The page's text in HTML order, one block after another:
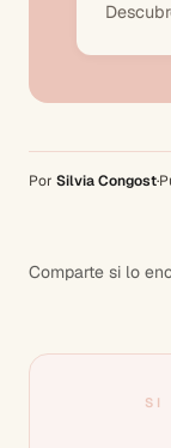
Por Silvia Congost·
Comparte si lo
SI